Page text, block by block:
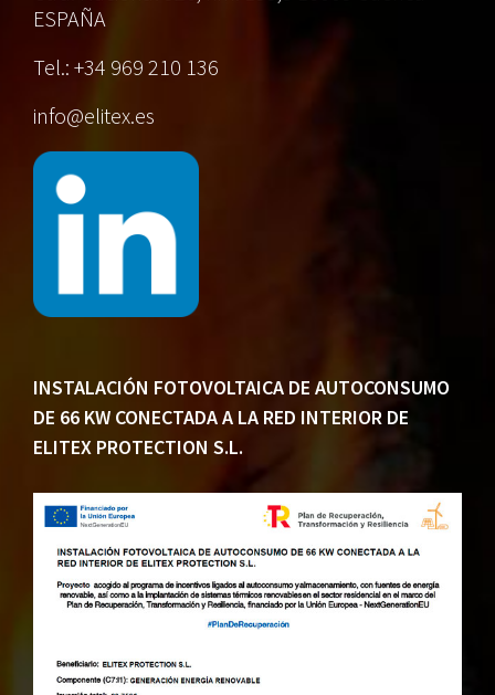
ESPAÑA
Tel.: +34 969 210 136
info@elitex.es
INSTALACIÓN FOTOVOLTAICA DE AUTOCONSUMO
DE 66 KW CONECTADA A LA RED INTERIOR DE
ELITEX PROTECTION S.L.